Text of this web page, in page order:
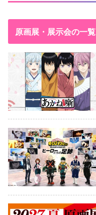
原画展・展示会の一覧